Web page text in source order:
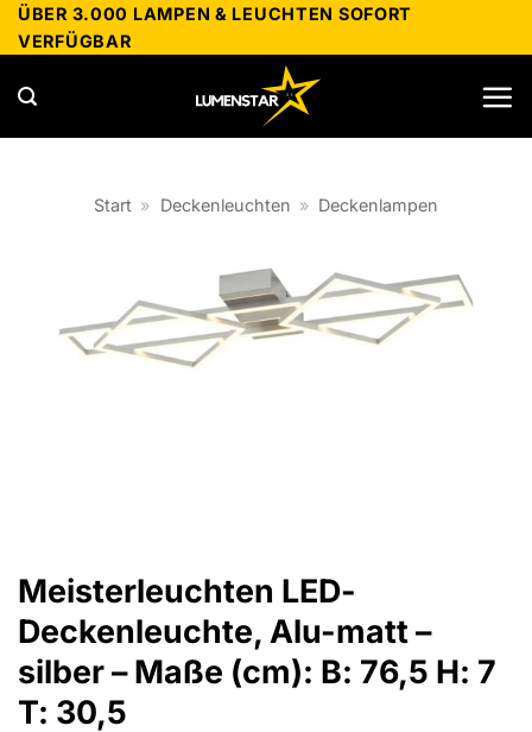
Zum
Inhalt
springen
ÜBER 3.000 LAMPEN & LEUCHTEN SOFORT
VERFÜGBAR
Start » Deckenleuchten » Deckenlampen
Meisterleuchten LED-
Deckenleuchte, Alu-matt –
silber – Maße (cm): B: 76,5 H: 7
T: 30,5